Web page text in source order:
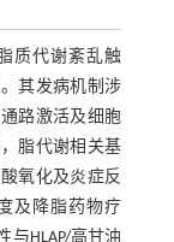
质代谢紊乱触
其发病机制涉
路激活及细胞
脂代谢相关基
氧化及炎症反
及降脂药物疗
HLAP/高甘油